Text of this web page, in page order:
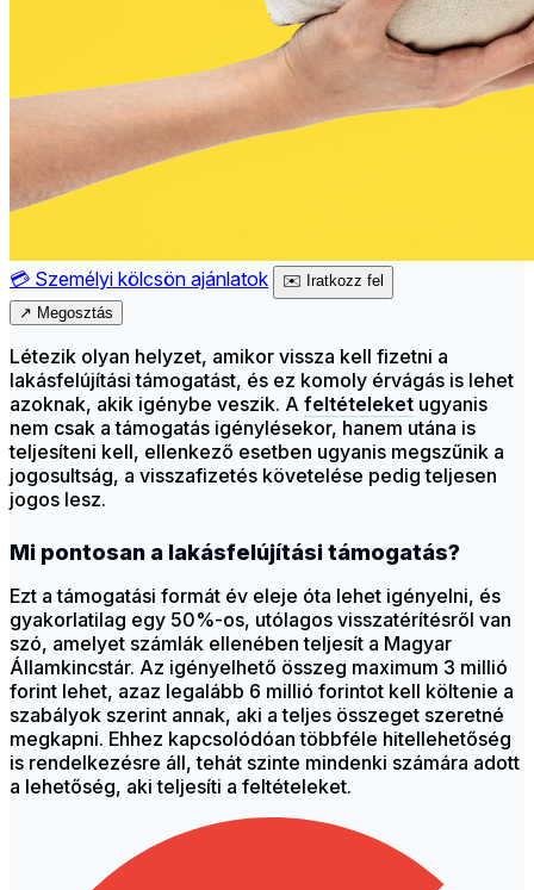
💳 Személyi kölcsön ajánlatok ✉️ Iratkozz fel
↗ Megosztás
Létezik olyan helyzet, amikor vissza kell fizetni a
lakásfelújítási támogatást, és ez komoly érvágás is lehet
azoknak, akik igénybe veszik. A feltételeket ugyanis
nem csak a támogatás igénylésekor, hanem utána is
teljesíteni kell, ellenkező esetben ugyanis megszűnik a
jogosultság, a visszafizetés követelése pedig teljesen
jogos lesz.
Mi pontosan a lakásfelújítási támogatás?
Ezt a támogatási formát év eleje óta lehet igényelni, és
gyakorlatilag egy 50%-os, utólagos visszatérítésről van
szó, amelyet számlák ellenében teljesít a Magyar
Államkincstár. Az igényelhető összeg maximum 3 millió
forint lehet, azaz legalább 6 millió forintot kell költenie a
szabályok szerint annak, aki a teljes összeget szeretné
megkapni. Ehhez kapcsolódóan többféle hitellehetőség
is rendelkezésre áll, tehát szinte mindenki számára adott
a lehetőség, aki teljesíti a feltételeket.